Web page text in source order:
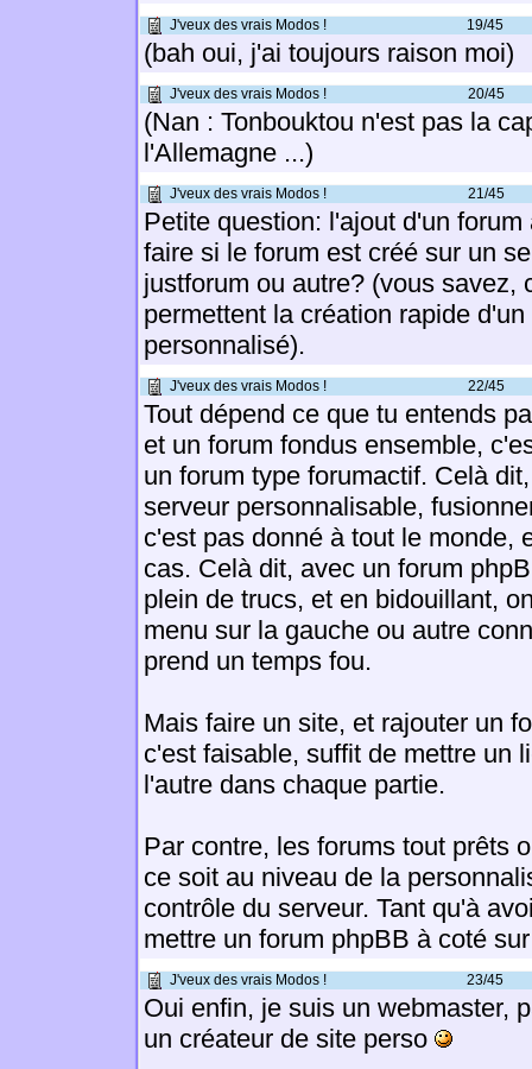
J'veux des vrais Modos ! 19/45
(bah oui, j'ai toujours raison moi)
J'veux des vrais Modos ! 20/45
(Nan : Tonbouktou n'est pas la
l'Allemagne ...)
J'veux des vrais Modos ! 21/45
Petite question: l'ajout d'un
faire si le forum est créé sur un
justforum ou autre? (vous savez,
permettent la création rapide d'un
personnalisé).
J'veux des vrais Modos ! 22/45
Tout dépend ce que tu entends
et un forum fondus ensemble,
un forum type forumactif. Celà
serveur personnalisable,
c'est pas donné à tout le monde,
cas. Celà dit, avec un forum
plein de trucs, et en bidouillant,
menu sur la gauche ou autre
prend un temps fou.
Mais faire un site, et rajouter un
c'est faisable, suffit de mettre un
l'autre dans chaque partie.
Par contre, les forums tout prêts
ce soit au niveau de la
contrôle du serveur. Tant qu'à
mettre un forum phpBB à coté
J'veux des vrais Modos ! 23/45
Oui enfin, je suis un webmaster,
un créateur de site perso